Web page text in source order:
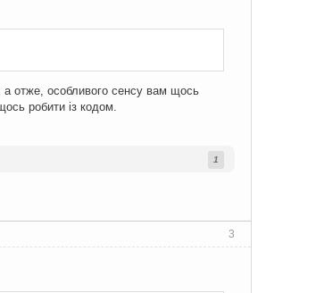
а отже, особливого сенсу вам щось
робити із кодом.
1
3